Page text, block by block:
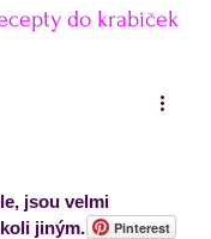
do krabiček
Vánoce
na hubnutí
jsou velmi
jiným. Jsou Pinterest